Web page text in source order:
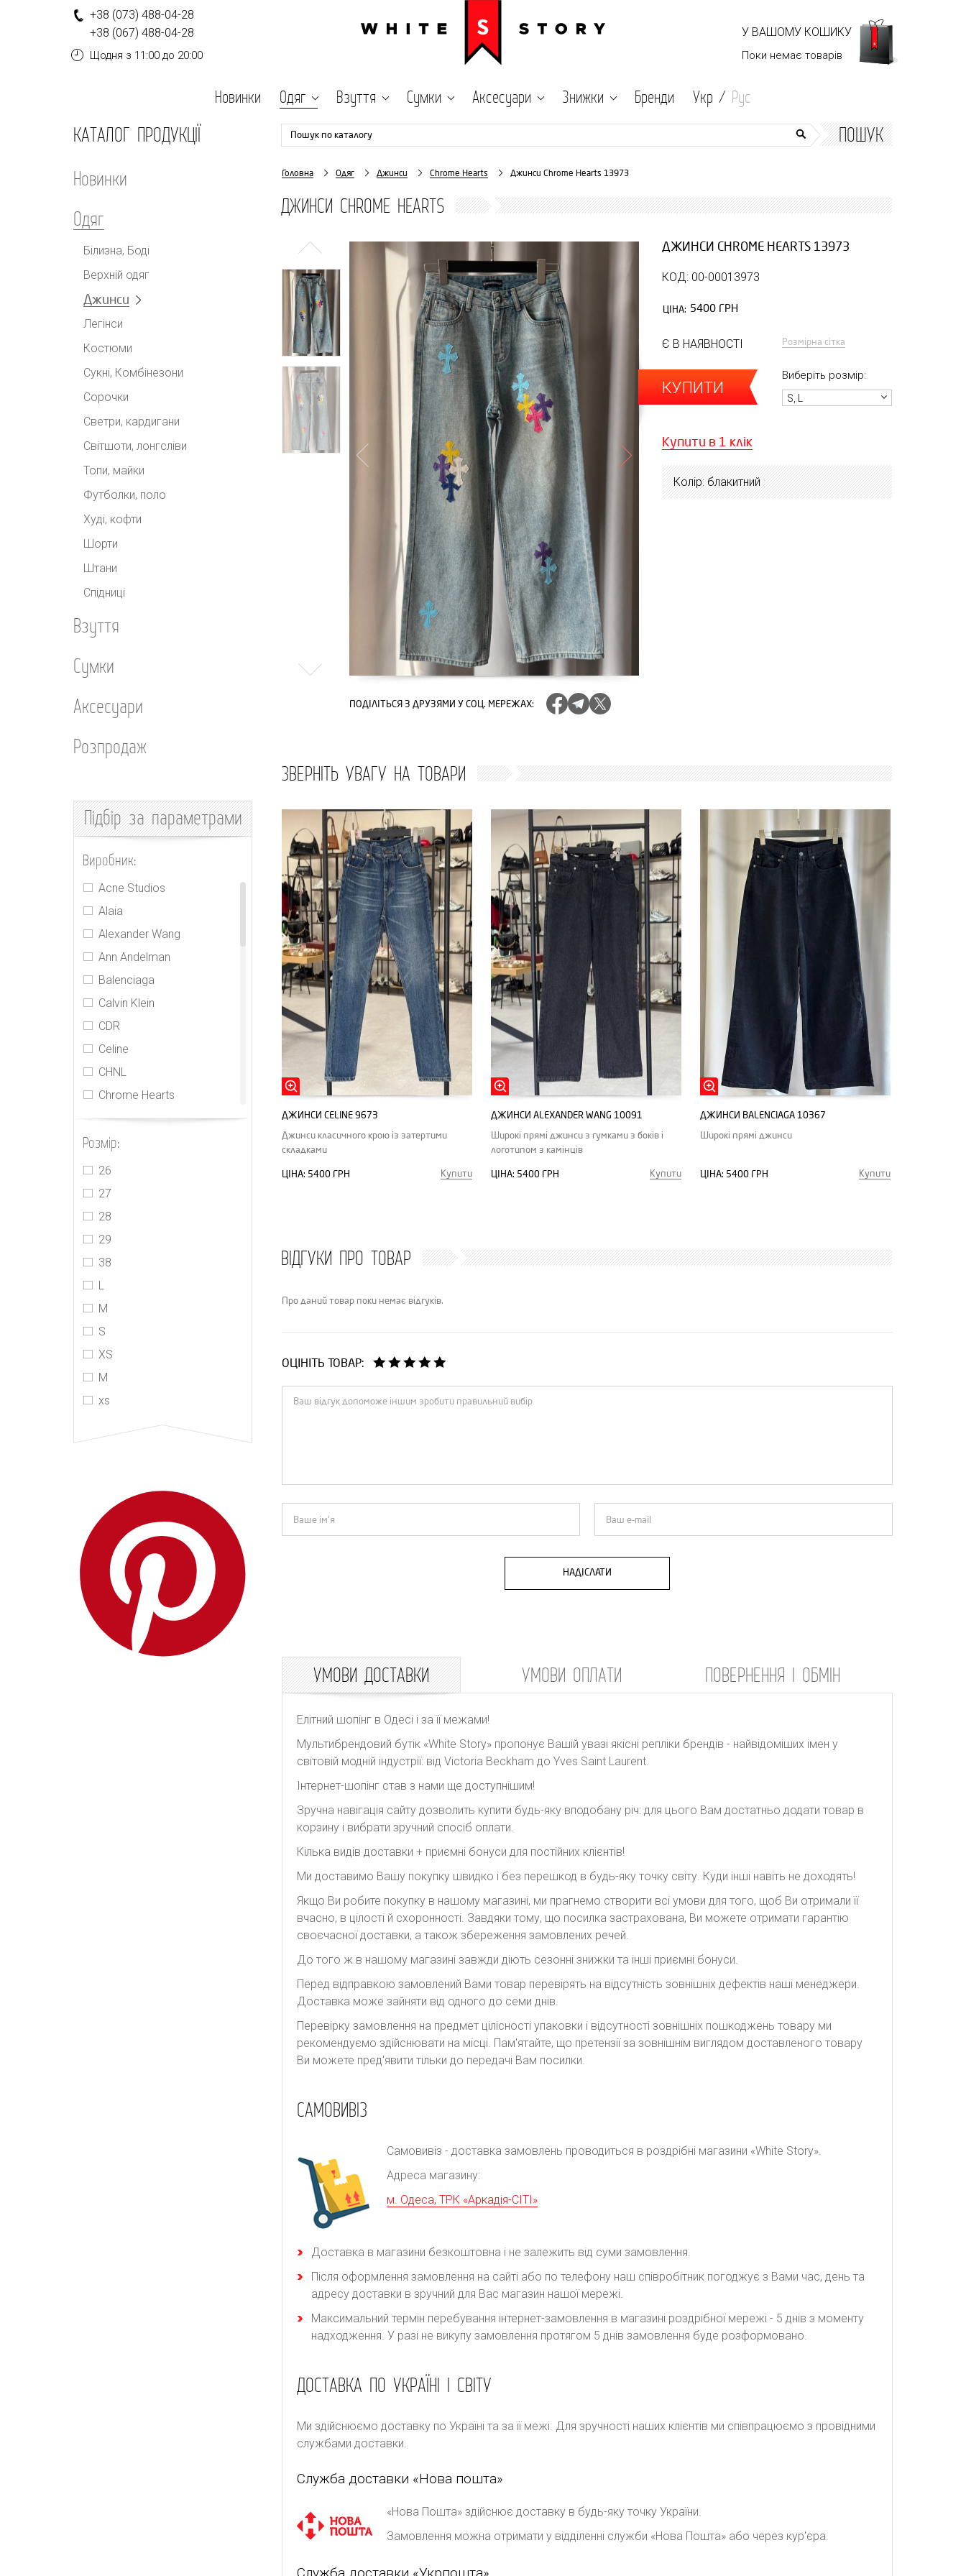
+38 (073) 488-04-28
+38 (067) 488-04-28
Щодня з 11:00 до 20:00
У ВАШОМУ КОШИКУ
Поки немає товарів
Новинки Одяг Взуття Сумки Аксесуари Знижки Бренди Укр / Рус
КАТАЛОГ ПРОДУКЦІЇ
Новинки
Одяг
Білизна, Боді
Верхній одяг
Джинси
Легінси
Костюми
Сукні, Комбінезони
Сорочки
Светри, кардигани
Світшоти, лонгсліви
Топи, майки
Футболки, поло
Худі, кофти
Шорти
Штани
Спідниці
Взуття
Сумки
Аксесуари
Розпродаж
Підбірза параметрами
Виробник:
Acne Studios
Alaia
Alexander Wang
Ann Andelman
Balenciaga
Calvin Klein
CDR
Celine
CHNL
Chrome Hearts
EENK
Frame
Givenchy
Gucci
Isabel Marant
Jacquemus
Kimhekim
Loewe
MIU MIU
MM6 Maison Margiela
Monse
Mugler
Serafini
PRADA
Stella McCartney
The Attico
The Row
Toteme
Vetements
Yves Saint Laurent
Zilver
Розмір:
26
27
28
29
38
L
M
S
XS
М
хs
Пошук по каталогу ПОШУК
Головна Одяг Джинси Chrome Hearts Джинси Chrome Hearts 13973
ДЖИНСИ CHROME HEARTS
ПОДІЛІТЬСЯ З ДРУЗЯМИ У СОЦ. МЕРЕЖАХ:
ДЖИНСИ CHROME HEARTS 13973
КОД: 00-00013973
ЦІНА: 5400 ГРН
Є В НАЯВНОСТІ Розмірна сітка
КУПИТИ
Виберіть розмір:
S, L
Купити в 1 клік
Колір: блакитний
ЗВЕРНІТЬ УВАГУ НА ТОВАРИ
ДЖИНСИ CELINE 9673
Джинси класичного крою із затертими
складками
ЦІНА: 5400 ГРН Купити
ДЖИНСИ ALEXANDER WANG 10091
Широкі прямі джинси з гумками з боків і
логотипом з камінців
ЦІНА: 5400 ГРН Купити
ДЖИНСИ BALENCIAGA 10367
Широкі прямі джинси
ЦІНА: 5400 ГРН Купити
ВІДГУКИ ПРО ТОВАР
Про даний товар поки немає відгуків.
ОЦІНІТЬ ТОВАР:
НАДІСЛАТИ
УМОВИ ДОСТАВКИ УМОВИ ОПЛАТИ ПОВЕРНЕННЯ І ОБМІН
Елітний шопінг в Одесі і за її межами!
Мультибрендовий бутік «White Story» пропонує Вашій увазі якісні репліки брендів - найвідоміших імен у
світовій модній індустрії: від Victoria Beckham до Yves Saint Laurent.
Інтернет-шопінг став з нами ще доступнішим!
Зручна навігація сайту дозволить купити будь-яку вподобану річ: для цього Вам достатньо додати товар в
корзину і вибрати зручний спосіб оплати.
Кілька видів доставки + приємні бонуси для постійних клієнтів!
Ми доставимо Вашу покупку швидко і без перешкод в будь-яку точку світу. Куди інші навіть не доходять!
Якщо Ви робите покупку в нашому магазині, ми прагнемо створити всі умови для того, щоб Ви отримали її
вчасно, в цілості й схоронності. Завдяки тому, що посилка застрахована, Ви можете отримати гарантію
своєчасної доставки, а також збереження замовлених речей.
До того ж в нашому магазині завжди діють сезонні знижки та інші приємні бонуси.
Перед відправкою замовлений Вами товар перевірять на відсутність зовнішніх дефектів наші менеджери.
Доставка може зайняти від одного до семи днів.
Перевірку замовлення на предмет цілісності упаковки і відсутності зовнішніх пошкоджень товару ми
рекомендуємо здійснювати на місці. Пам'ятайте, що претензії за зовнішнім виглядом доставленого товару
Ви можете пред'явити тільки до передачі Вам посилки.
САМОВИВІЗ
Самовивіз - доставка замовлень проводиться в роздрібні магазини «White Story».
Адреса магазину:
м. Одеса, ТРК «Аркадія-СІТІ»
Доставка в магазини безкоштовна і не залежить від суми замовлення.
Після оформлення замовлення на сайті або по телефону наш співробітник погоджує з Вами час, день та
адресу доставки в зручний для Вас магазин нашої мережі.
Максимальний термін перебування інтернет-замовлення в магазині роздрібної мережі - 5 днів з моменту
надходження. У разі не викупу замовлення протягом 5 днів замовлення буде розформовано.
ДОСТАВКА ПО УКРАЇНІ І СВІТУ
Ми здійснюємо доставку по Україні та за її межі. Для зручності наших клієнтів ми співпрацюємо з провідними
службами доставки.
Служба доставки «Нова пошта»
«Нова Пошта» здійснює доставку в будь-яку точку України.
Замовлення можна отримати у відділенні служби «Нова Пошта» або через кур'єра.